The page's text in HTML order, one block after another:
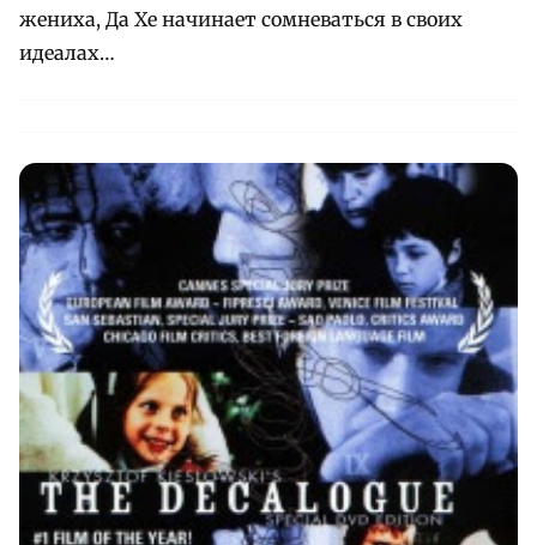
жениха, Да Хе начинает сомневаться в своих
идеалах…